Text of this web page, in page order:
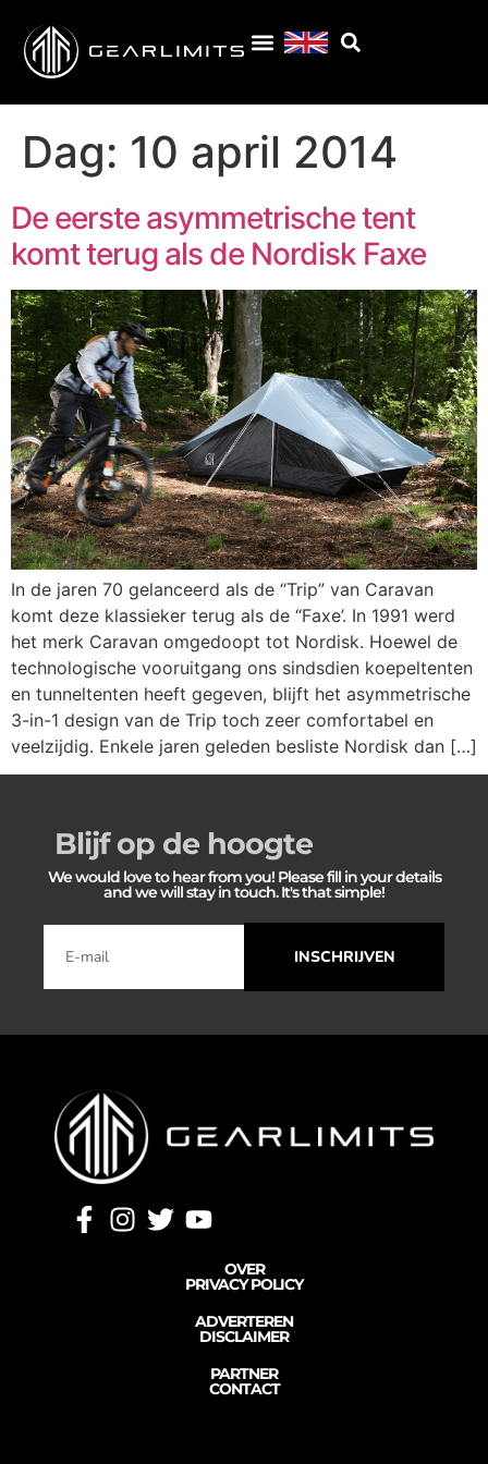
Dag: 10 april 2014
De eerste asymmetrische tent
komt terug als de Nordisk Faxe
In de jaren 70 gelanceerd als de “Trip” van Caravan
komt deze klassieker terug als de “Faxe’. In 1991 werd
het merk Caravan omgedoopt tot Nordisk. Hoewel de
technologische vooruitgang ons sindsdien koepeltenten
en tunneltenten heeft gegeven, blijft het asymmetrische
3-in-1 design van de Trip toch zeer comfortabel en
veelzijdig. Enkele jaren geleden besliste Nordisk dan […]
Blijf op de hoogte
We would love to hear from you! Please fill in your details
and we will stay in touch. It's that simple!
INSCHRIJVEN
OVER
PRIVACY POLICY
ADVERTEREN
DISCLAIMER
PARTNER
CONTACT